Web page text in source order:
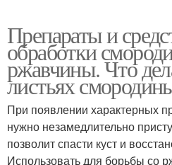
Препараты и
обработки
ржавчины. Что
листьях
При появлении характерных
нужно незамедлительно
позволит спасти куст и
Использовать для борьбы со